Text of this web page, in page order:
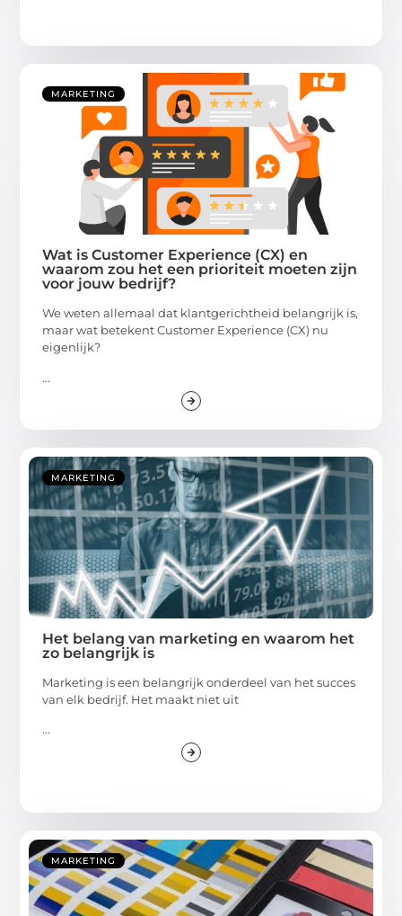
MARKETING
Wat is Customer Experience (CX) en
waarom zou het een prioriteit moeten zijn
voor jouw bedrijf?
We weten allemaal dat klantgerichtheid belangrijk is,
maar wat betekent Customer Experience (CX) nu
eigenlijk?
...
MARKETING
Het belang van marketing en waarom het
zo belangrijk is
Marketing is een belangrijk onderdeel van het succes
van elk bedrijf. Het maakt niet uit
...
MARKETING